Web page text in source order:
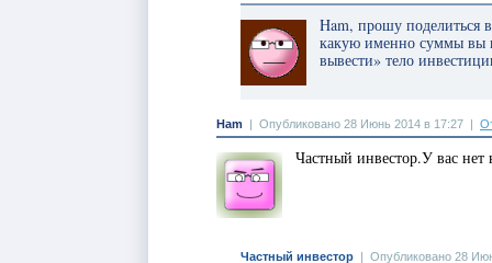
Ham, прошу поделиться
какую именно суммы вы
вывести» тело
Ham Опубликовано 28 Июнь 2014 в 17:27
Частный инвестор.У вас
Частный инвестор Опубликовано 28